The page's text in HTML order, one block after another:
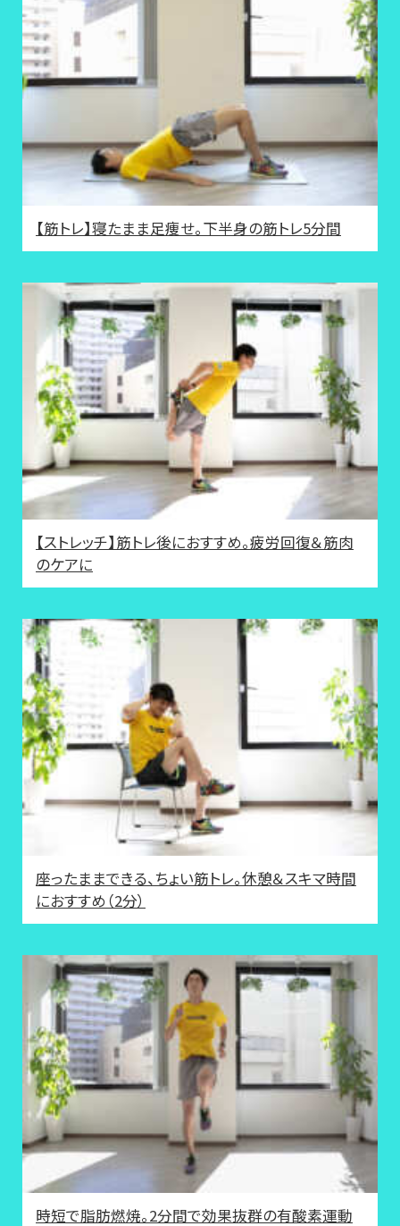
【筋トレ】寝たまま足痩せ。下半身の筋トレ5分間
【ストレッチ】筋トレ後におすすめ。疲労回復＆筋肉
のケアに
座ったままできる、ちょい筋トレ。休憩＆スキマ時間
におすすめ（2分）
時短で脂肪燃焼。2分間で効果抜群の有酸素運動